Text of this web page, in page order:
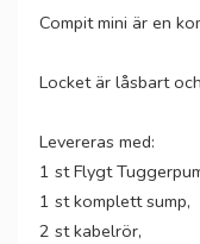
Compit mini är en
Locket är låsbart
Levereras med:
1 st Flygt
1 st komplett sump,
2 st kabelrör,